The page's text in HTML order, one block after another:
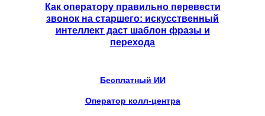
Как оператору правильно перевести
звонок на старшего: искусственный
интеллект даст шаблон фразы и
перехода
Бесплатный ИИ
Оператор колл-центра